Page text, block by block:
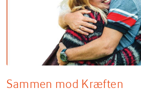
Sammen mod Kræften